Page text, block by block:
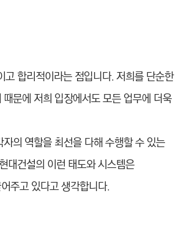
합리적이라는 점입니다. 저희를 단순한
문에 저희 입장에서도 모든 업무에 더욱
의 역할을 최선을 다해 수행할 수 있는
대건설의 이런 태도와 시스템은
주고 있다고 생각합니다.